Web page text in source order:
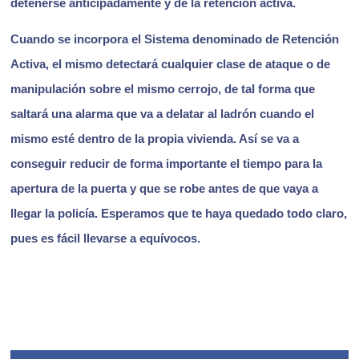
Cuando se incorpora el Sistema denominado de Retención
Activa, el mismo detectará cualquier clase de ataque o de
manipulación sobre el mismo cerrojo, de tal forma que
saltará una alarma que va a delatar al ladrón cuando el
mismo esté dentro de la propia vivienda. Así se va a
conseguir reducir de forma importante el tiempo para la
apertura de la puerta y que se robe antes de que vaya a
llegar la policía. Esperamos que te haya quedado todo claro,
pues es fácil llevarse a equívocos.